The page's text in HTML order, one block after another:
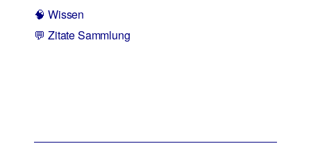
🧠 Wissen
💬 Zitate Sammlung